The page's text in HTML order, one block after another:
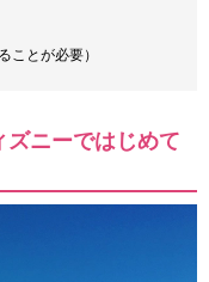
ことが必要）
ズニーではじめて